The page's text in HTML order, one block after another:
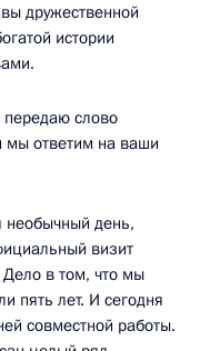
дружественной
истории
передаю слово
мы ответим на ваши
необычный день,
визит
в том, что мы
пять лет. И сегодня
совместной работы.